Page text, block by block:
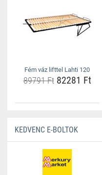
Fém váz lifttel Lahti 120
89791 Ft82281 Ft
KEDVENC E-BOLTOK